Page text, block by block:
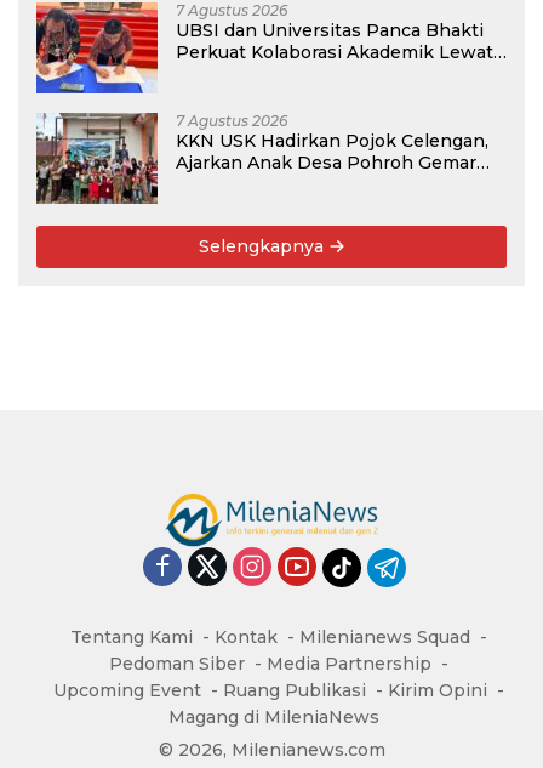
7 Agustus 2026
UBSI dan Universitas Panca Bhakti
Perkuat Kolaborasi Akademik Lewat
7 Agustus 2026
KKN USK Hadirkan Pojok Celengan,
Ajarkan Anak Desa Pohroh Gemar
Selengkapnya
Tentang Kami Kontak
Milenianews Squad
Pedoman Siber
Media Partnership
Upcoming Event
Ruang Publikasi
Kirim Opini
Magang di MileniaNews
© 2026, Milenianews.com